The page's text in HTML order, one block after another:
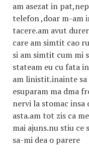
am asezat in
telefon ,doar m-am
tacere.am avut
care am simtit cao
si am simtit cum mi
stateam eu cu fata
am linistit.inainte sa
esuparam ma dma
nervi la stomac insa
asta.am tot zis ca
mai ajuns.nu stiu ce
sa-mi dea o parere